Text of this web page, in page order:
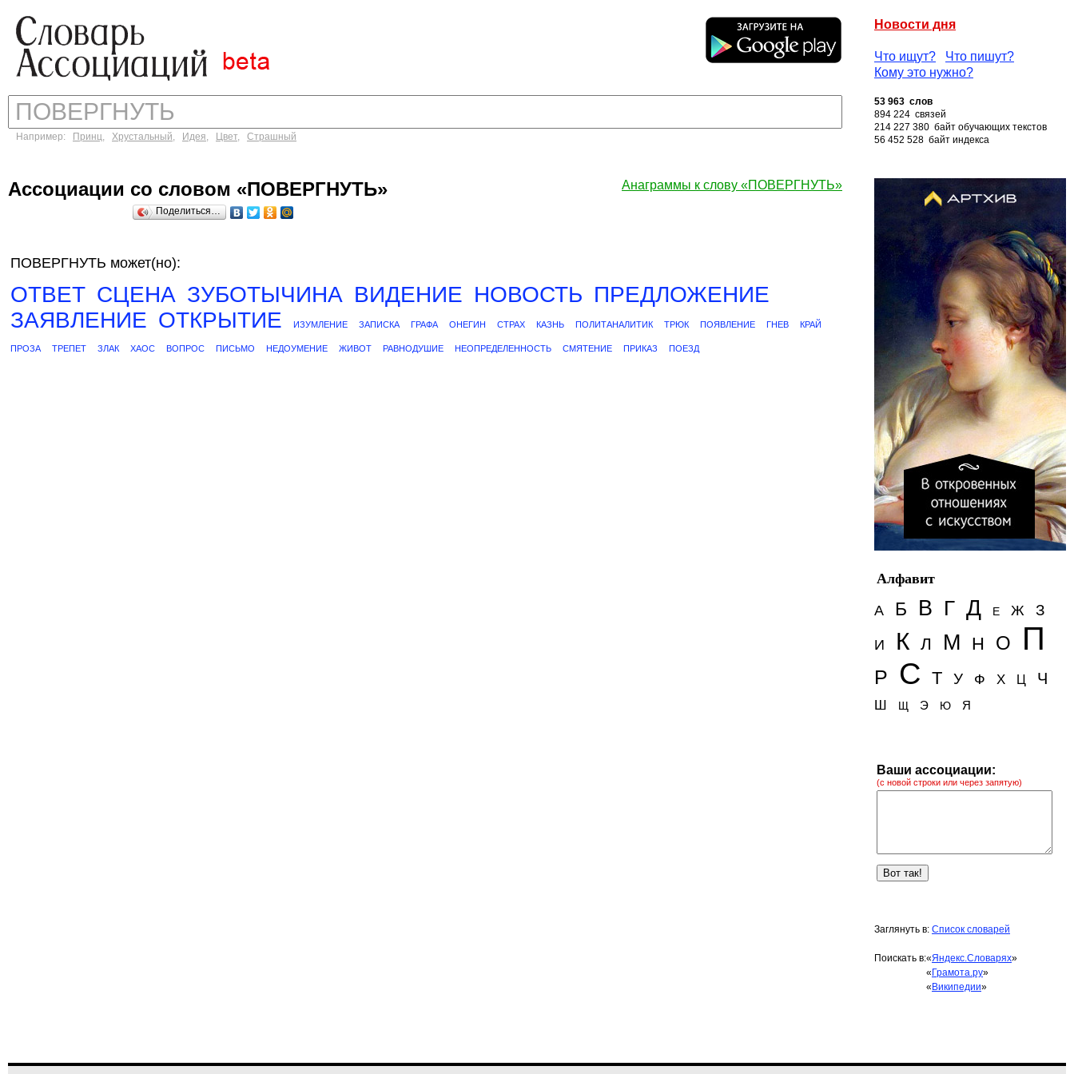
Новости дня
Что ищут?
Что пишут?
Кому это нужно?
Например: Принц, Хрустальный, Идея, Цвет, Страшный
53 963 слов
894 224 связей
214 227 380 байт обучающих текстов
56 452 528 байт индекса
Анаграммы к слову «ПОВЕРГНУТЬ»
Ассоциации со словом «ПОВЕРГНУТЬ»
Поделиться…
ПОВЕРГНУТЬ может(но):
ОТВЕТ СЦЕНА ЗУБОТЫЧИНА ВИДЕНИЕ НОВОСТЬ ПРЕДЛОЖЕНИЕ
ЗАЯВЛЕНИЕ ОТКРЫТИЕ ИЗУМЛЕНИЕ ЗАПИСКА ГРАФА ОНЕГИН СТРАХ КАЗНЬ ПОЛИТАНАЛИТИК ТРЮК ПОЯВЛЕНИЕ ГНЕВ КРАЙ
ПРОЗА ТРЕПЕТ ЗЛАК ХАОС ВОПРОС ПИСЬМО НЕДОУМЕНИЕ ЖИВОТ РАВНОДУШИЕ НЕОПРЕДЕЛЕННОСТЬ СМЯТЕНИЕ ПРИКАЗ ПОЕЗД
Алфавит
А
Б В Г Д Е Ж З
И К Л М Н О П
Р С Т У Ф Х Ц Ч
Ш Щ Э Ю Я
Ваши ассоциации:
(с новой строки или через запятую)
Заглянуть в: Список словарей
Поискать в:«Яндекс.Словарях»
« Грамота.ру»
« Википедии»